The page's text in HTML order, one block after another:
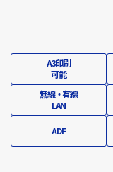
A3印刷
可能
無線・有線
LAN
ADF